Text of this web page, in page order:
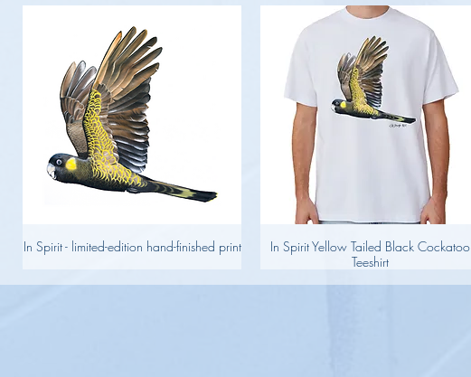
In Spirit - limited-edition hand-finished print
In Spirit Yellow Tailed Black Cockatoo
Teeshirt